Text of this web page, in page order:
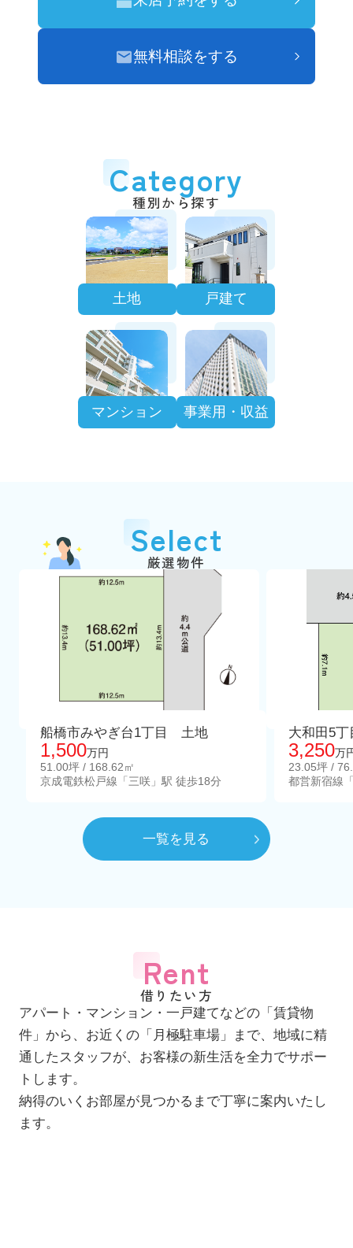
無料相談をする
Category
種別から探す
土地 戸建て
マンション 事業用・収益
Select
厳選物件
船橋市みやぎ台1丁目 土地
1,500万円
51.00坪 / 168.62㎡
京成電鉄松戸線「三咲」駅 徒歩18分
大和田5
3,250万
23.05坪 /
都営新宿線
一覧を見る
Rent
借りたい方
アパート・マンション・一戸建てなどの「賃貸物
件」から、お近くの「月極駐車場」まで、地域に精
通したスタッフが、お客様の新生活を全力でサポー
トします。
納得のいくお部屋が見つかるまで丁寧に案内いたし
ます。